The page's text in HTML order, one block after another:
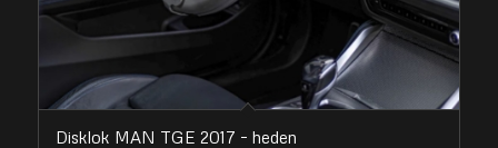
Disklok MAN TGE 2017 – heden